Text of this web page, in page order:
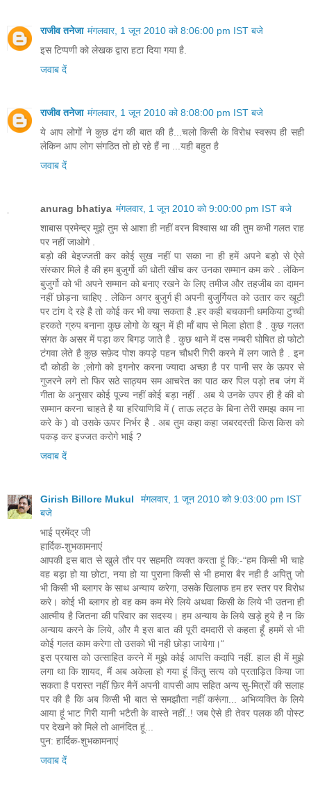
राजीव तनेजा मंगलवार, 1 जून 2010 को 8:06:00 pm IST बजे
इस टिप्पणी को लेखक द्वारा हटा दिया गया है.
जवाब दें
राजीव तनेजा मंगलवार, 1 जून 2010 को 8:08:00 pm IST बजे
ये आप लोगों ने कुछ ढंग की बात की है...चलो किसी के विरोध स्वरूप ही सही
लेकिन आप लोग संगठित तो हो रहे हैं ना ...यही बहुत है
जवाब दें
anurag bhatiya मंगलवार, 1 जून 2010 को 9:00:00 pm IST बजे
शाबास प्रमेन्द्र मुझे तुम से आशा ही नहीं वरन विश्वास था की तुम कभी गलत राह
पर नहीं जाओगे .
बड़ो की बेइज्जती कर कोई सुख नहीं पा सका ना ही हमें अपने बड़ो से ऐसे
संस्कार मिले है की हम बुजुर्गो की धोती खीच कर उनका सम्मान कम करे . लेकिन
बुजुर्गो को भी अपने सम्मान को बनाए रखने के लिए तमीज और तहजीब का दामन
नहीं छोड़ना चाहिए . लेकिन अगर बुजुर्ग ही अपनी बुजुर्गियत को उतार कर खूटी
पर टांग दे रहे है तो कोई कर भी क्या सकता है .हर कही बचकानी धमकिया टुच्ची
हरकते ग्रुप बनाना कुछ लोगो के खून में ही माँ बाप से मिला होता है . कुछ गलत
संगत के असर में पड़ा कर बिगड़ जाते है . कुछ थाने में दस नम्बरी घोषित हो फोटो
टंगवा लेते है कुछ सफ़ेद पोश कपड़े पहन चौधरी गिरी करने में लग जाते है . इन
दौ कोडी के ;लोगो को इगनोर करना ज्यादा अच्छा है पर पानी सर के ऊपर से
गुजरने लगे तो फिर सठे साठ्यम सम आचरेत का पाठ कर पिल पड़ो तब जंग में
गीता के अनुसार कोई पूज्य नहीं कोई बड़ा नहीं . अब ये उनके उपर ही है की वो
सम्मान करना चाहते है या हरियाणिवि में ( ताऊ लट्ठ के बिना तेरी समझ काम ना
करे के ) वो उसके ऊपर निर्भर है . अब तुम कहा कहा जबरदस्ती किस किस को
पकड़ कर इज्जत करोगे भाई ?
जवाब दें
Girish Billore Mukul
मंगलवार, 1 जून 2010 को 9:03:00 pm IST
बजे
भाई प्रमेंद्र जी
हार्दिक-शुभकामनाएं
आपकी इस बात से खुले तौर पर सहमति व्यक्त करता हूं कि:-“हम किसी भी चाहे
वह बड़ा हो या छोटा, नया हो या पुराना किसी से भी हमारा बैर नही है अपितु जो
भी किसी भी ब्‍लागर के साथ अन्‍याय करेगा, उसके खिलाफ हम हर स्‍तर पर विरोध
करे। कोई भी ब्‍लागर हो वह कम कम मेरे लिये अथवा किसी के लिये भी उतना ही
आत्‍मीय है जितना की पर‍िवार का सदस्‍य। हम अन्‍याय के लिये खड़े हुये है न कि
अन्‍याय करने के लिये, और मै इस बात की पूरी दमदारी से कहता हूँ हममें से भी
कोई गलत काम करेगा तो उसको भी नही छोड़ा जायेगा।“
इस प्रयास को उत्साहित करने में मुझे कोई आपत्ति कदापि नहीं. हाल ही में मुझे
लगा था कि शायद, मैं अब अकेला हो गया हूं किंतु सत्य को प्रताड़ित किया जा
सकता है परास्त नहीं फ़िर मैनें अपनी वापसी आप सहित अन्य सु-मित्रों की सलाह
पर की है कि अब किसी भी बात से समझौता नहीं करूंगा... अभिव्यक्ति के लिये
आया हूं भाट गिरी यानी भटैती के वास्ते नहीं..! जब ऐसे ही तेवर पलक की पोस्ट
पर देखने को मिले तो आनंदित हूं...
पुन: हार्दिक-शुभकामनाएं
जवाब दें